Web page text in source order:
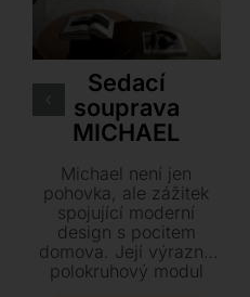
Cattelan Italia
Sedací
souprava
MICHAEL
Michael není jen
pohovka, ale zážitek
spojující moderní
design s pocitem
domova. Její výrazný
polokruhový modul